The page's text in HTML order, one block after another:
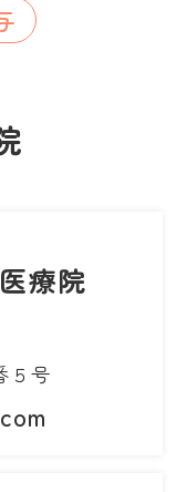
療院
５号